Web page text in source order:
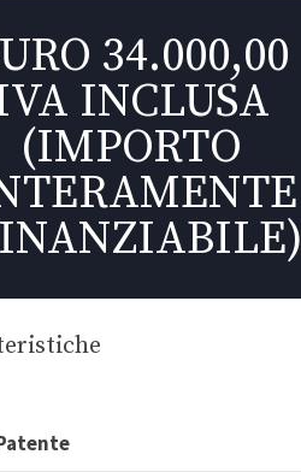
34.000,00
INCLUSA
(IMPORTO